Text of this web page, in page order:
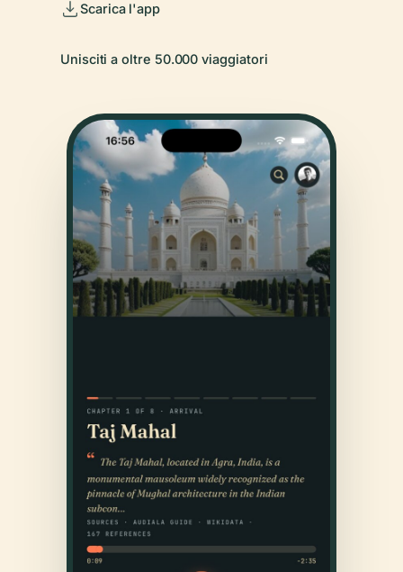
Scarica l'app
Unisciti a oltre 50.000 viaggiatori